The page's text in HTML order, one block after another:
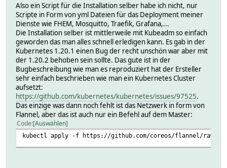
Also ein Script für die Installation selber habe ich nicht, nur
Scripte in Form von yml Dateien für das Deployment meiner
Dienste wie FHEM, Mosquitto, Traefik, Grafana,...
Die Installation selber ist mittlerweile mit Kubeadm so einfach
geworden das man alles schnell erledigen kann. Es gab in der
Kubernetes 1.20.1 einen Bug der recht unschön war aber mit
der 1.20.2 behoben sein sollte. Das gute ist in der
Bugbeschreibung wie man es reproduziert hat der Ersteller
sehr einfach beschrieben wie man ein Kubernetes Cluster
aufsetzt:
https://github.com/kubernetes/kubernetes/issues/97525.
Das einzige was dann noch fehlt ist das Netzwerk in form von
Flannel, aber das ist auch nur ein Befehl auf dem Master:
Code Auswählen
kubectl apply -f https://github.com/coreos/flannel/raw/